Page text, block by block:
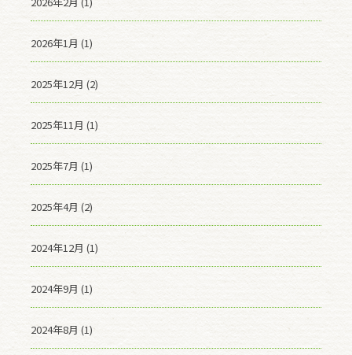
2026年1月 (1)
2025年12月 (2)
2025年11月 (1)
2025年7月 (1)
2025年4月 (2)
2024年12月 (1)
2024年9月 (1)
2024年8月 (1)